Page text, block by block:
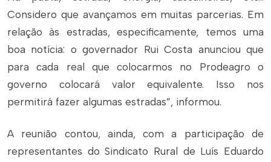
Considero que avançamos em muitas parcerias. Em
relação às estradas, especificamente, temos uma
boa notícia: o governador Rui Costa anunciou que
para cada real que colocarmos no Prodeagro o
governo colocará valor equivalente. Isso nos
permitirá fazer algumas estradas”, informou.
A reunião contou, ainda, com a participação de
representantes do Sindicato Rural de Luís Eduardo